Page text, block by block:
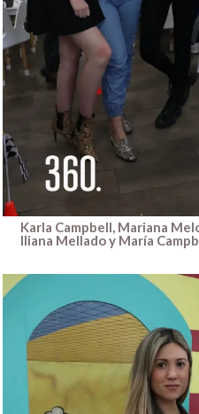
Karla Campbell, Mariana
Iliana Mellado y María